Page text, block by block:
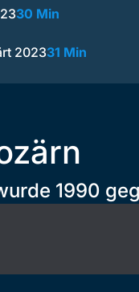
30 Min
202331 Min
1990